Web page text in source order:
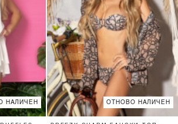
НАЛИЧЕН ОТНОВО НАЛИЧЕН